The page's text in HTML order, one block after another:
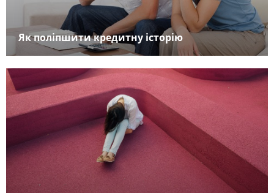
Як поліпшити кредитну історію